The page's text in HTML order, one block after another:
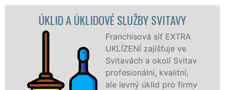
ÚKLIDOVÁ SLUŽBA A ČINNOSTI SVITAVY
Naše společnost EXTRA
UKLÍZENÍ poskytuje ve
Svitavách veškeré
profesionální úklidové
služby NON-STOP.